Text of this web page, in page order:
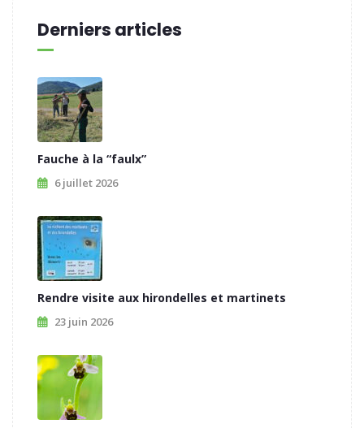
Derniers articles
Fauche à la “faulx”
6 juillet 2026
Rendre visite aux hirondelles et martinets
23 juin 2026